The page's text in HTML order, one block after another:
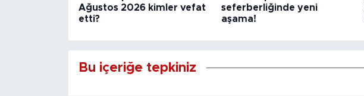
Ağustos 2026 kimler vefat
etti?
seferberliğinde yeni
aşama!
Bu içeriğe tepkiniz